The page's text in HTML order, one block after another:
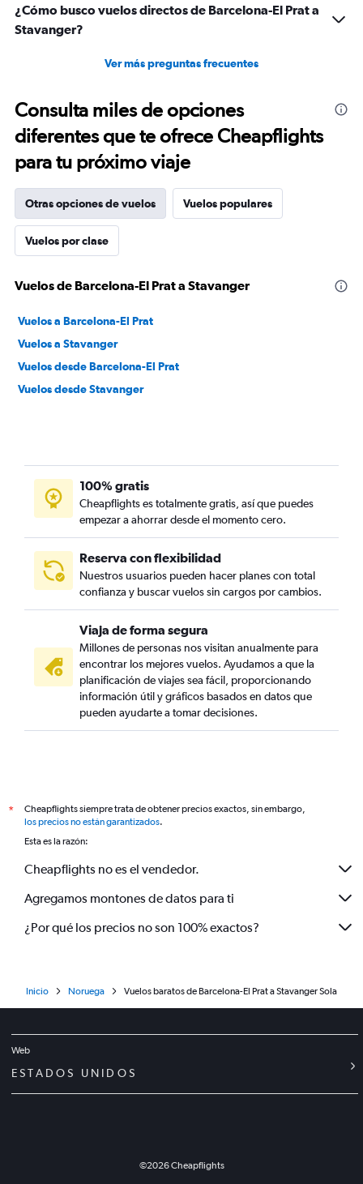
¿Cómo busco vuelos directos de Barcelona-El Prat a
Stavanger?
Ver más preguntas frecuentes
Consulta miles de opciones
diferentes que te ofrece Cheapflights
para tu próximo viaje
Otras opciones de vuelos Vuelos populares
Vuelos por clase
Vuelos de Barcelona-El Prat a Stavanger
Vuelos a Barcelona-El Prat
Vuelos a Stavanger
Vuelos desde Barcelona-El Prat
Vuelos desde Stavanger
100% gratis
Cheapflights es totalmente gratis, así que puedes
empezar a ahorrar desde el momento cero.
Reserva con flexibilidad
Nuestros usuarios pueden hacer planes con total
confianza y buscar vuelos sin cargos por cambios.
Viaja de forma segura
Millones de personas nos visitan anualmente para
encontrar los mejores vuelos. Ayudamos a que la
planificación de viajes sea fácil, proporcionando
información útil y gráficos basados en datos que
pueden ayudarte a tomar decisiones.
*
Cheapflights siempre trata de obtener precios exactos, sin embargo,
los precios no están garantizados.
Esta es la razón:
Cheapflights no es el vendedor.
Agregamos montones de datos para ti
¿Por qué los precios no son 100% exactos?
Inicio Noruega Vuelos baratos de Barcelona-El Prat a Stavanger Sola
Web
ESTADOS UNIDOS
©2026Cheapflights